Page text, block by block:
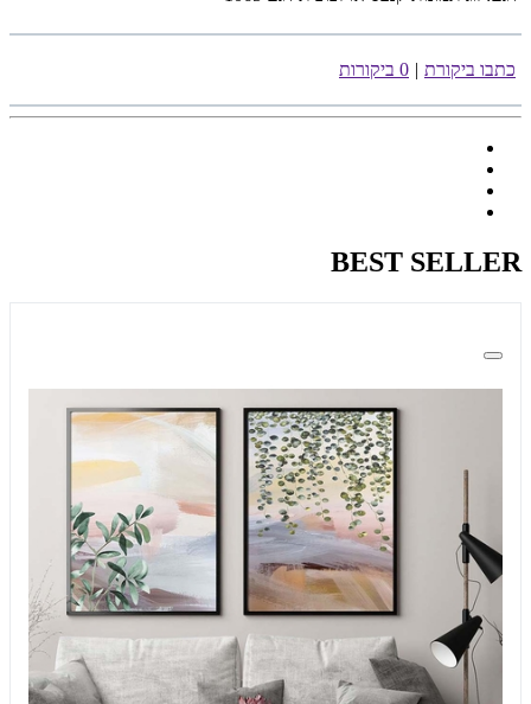
כתבו ביקורת | 0 ביקורות
BEST SELLER